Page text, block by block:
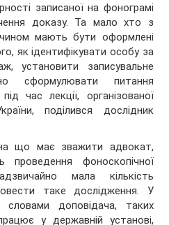
записаної на фонограмі
доказу. Та мало хто з
чином мають бути оформлені
як ідентифікувати особу за
установити записувальне
сформулювати питання
час лекції, організованої
поділився дослідник
що має зважити адвокат,
проведення фоноскопічної
мала кількість
таке дослідження. У
доповідача, таких
у державній установі,